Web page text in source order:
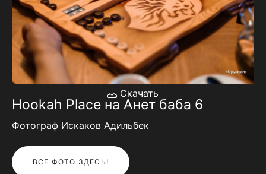
Скачать
Hookah Place на Анет баба 6
Фотограф Искаков Адильбек
ВСЕ ФОТО ЗДЕСЬ!